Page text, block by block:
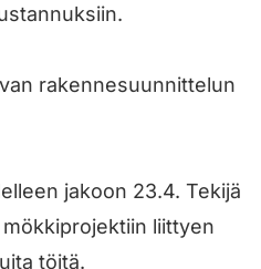
rakennesuunnittelun
jakoon 23.4. Tekijä
liittyen
töitä.